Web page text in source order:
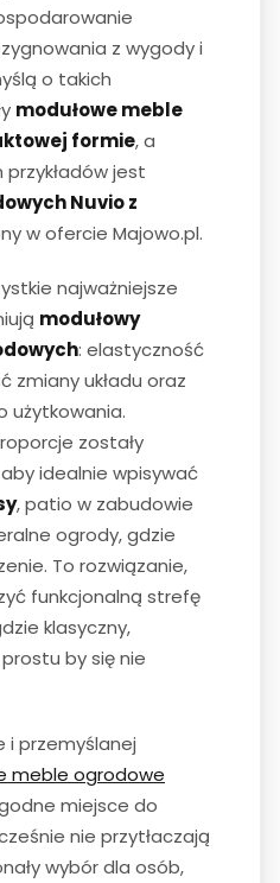
z wygody i
o takich
modułowe meble
formie, a
jest
Nuvio z
w ofercie Majowo.pl.
najważniejsze
modułowy
: elastyczność
zmiany układu oraz
użytkowania.
zostały
idealnie wpisywać
, patio w zabudowie
ogrody, gdzie
To rozwiązanie,
funkcjonalną strefę
klasyczny,
by się nie
i przemyślanej
meble ogrodowe
miejsce do
nie przytłaczają
wybór dla osób,